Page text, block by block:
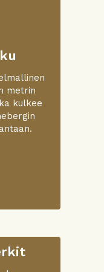
metrin
kulkee